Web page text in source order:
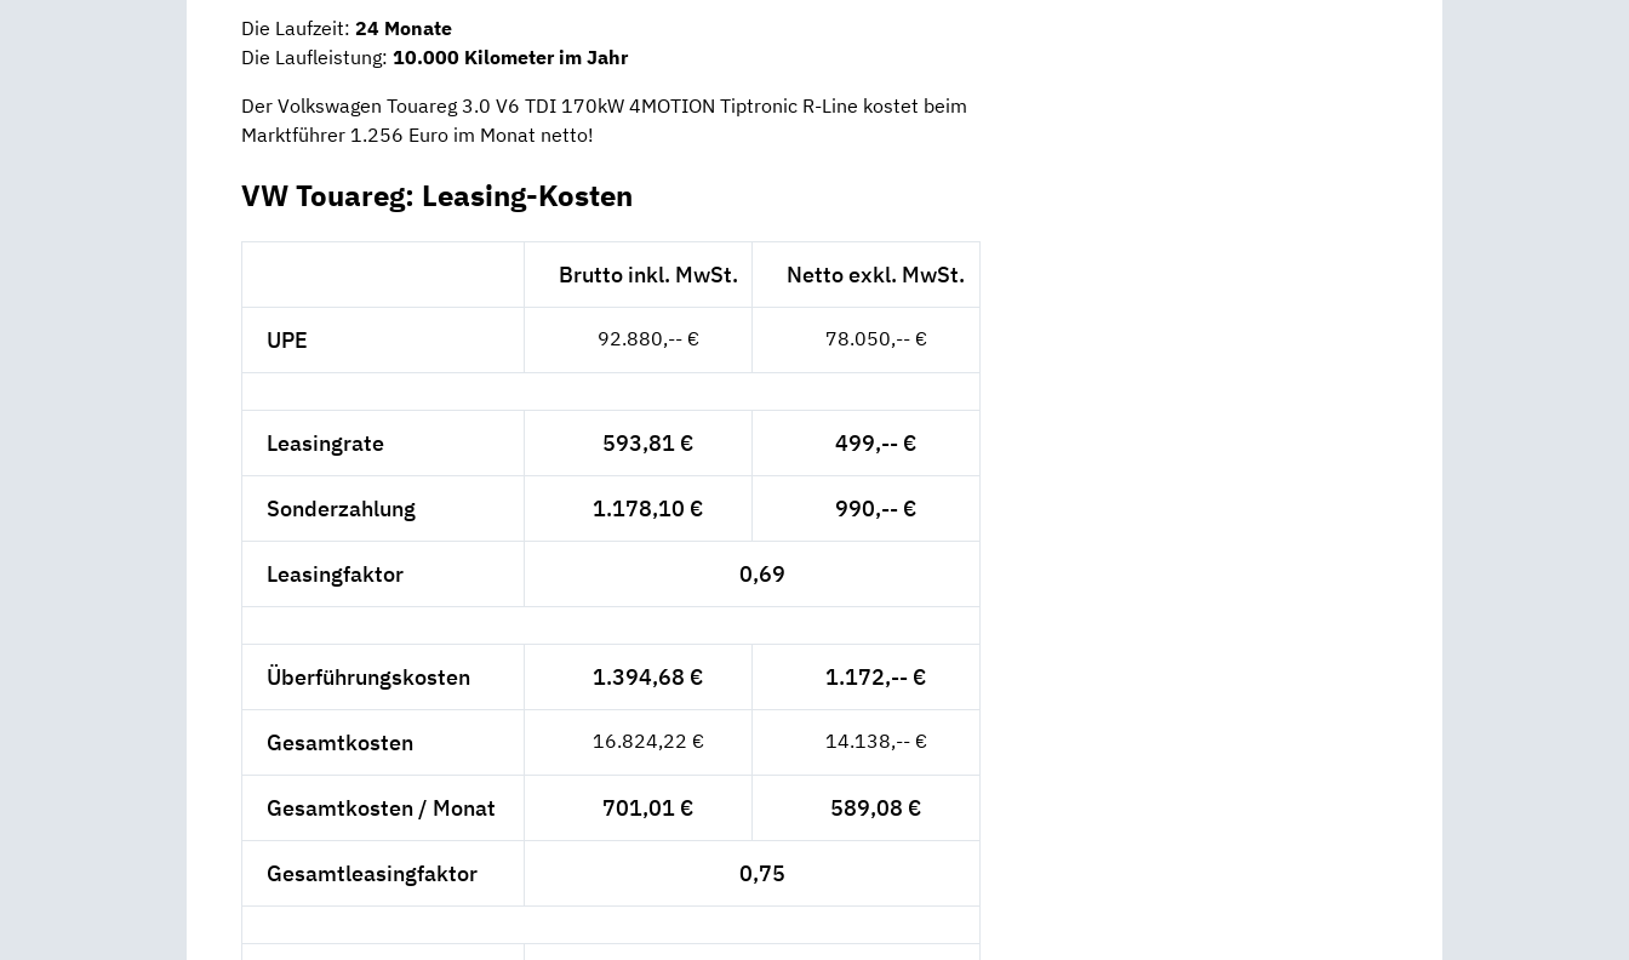
Die Laufzeit: 24 Monate
Die Laufleistung: 10.000 Kilometer im Jahr
Der Volkswagen Touareg 3.0 V6 TDI 170kW 4MOTION Tiptronic R-Line kostet beim
Marktführer 1.256 Euro im Monat netto!
VW Touareg: Leasing-Kosten
Brutto inkl. MwSt. Netto exkl. MwSt.
UPE 92.880,-- € 78.050,-- €
Leasingrate 593,81 € 499,-- €
Sonderzahlung 1.178,10 € 990,-- €
Leasingfaktor 0,69
Überführungskosten 1.394,68 € 1.172,-- €
Gesamtkosten 16.824,22 € 14.138,-- €
Gesamtkosten / Monat 701,01 € 589,08 €
Gesamtleasingfaktor 0,75